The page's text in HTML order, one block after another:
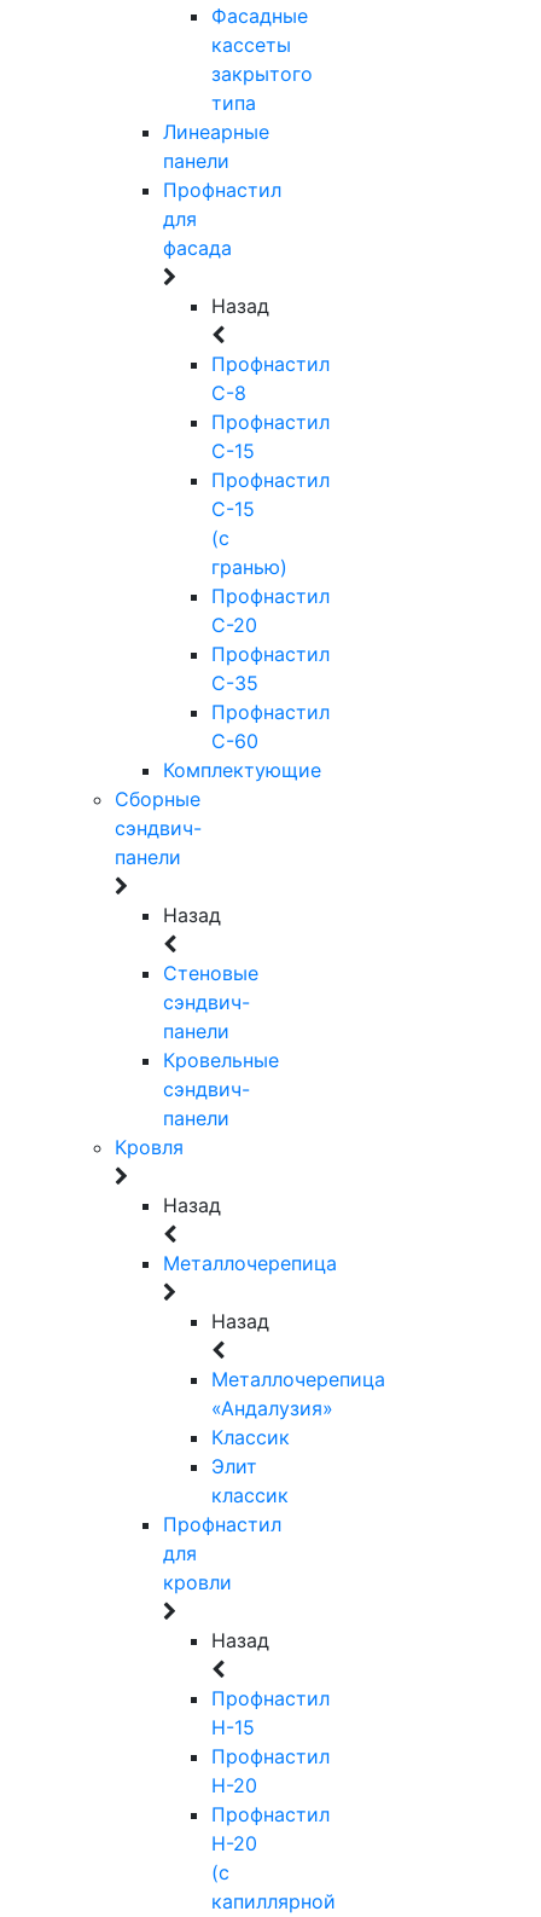
Фасадные
кассеты
закрытого
типа
Линеарные
панели
Профнастил
для
фасада
Назад
Профнастил
С-8
Профнастил
С-15
Профнастил
С-15
(с
гранью)
Профнастил
С-20
Профнастил
С-35
Профнастил
С-60
Комплектующие
Сборные
сэндвич-
панели
Назад
Стеновые
сэндвич-
панели
Кровельные
сэндвич-
панели
Кровля
Назад
Металлочерепица
Назад
Металлочерепица
«Андалузия»
Классик
Элит
классик
Профнастил
для
кровли
Назад
Профнастил
Н-15
Профнастил
Н-20
Профнастил
Н-20
(с
капиллярной